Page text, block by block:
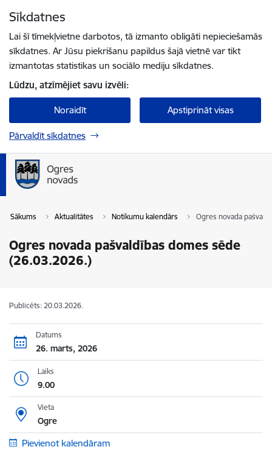
Sīkdatnes
Lai šī tīmekļvietne darbotos, tā izmanto obligāti nepieciešamās
sīkdatnes. Ar Jūsu piekrišanu papildus šajā vietnē var tikt
izmantotas statistikas un sociālo mediju sīkdatnes.
Lūdzu, atzīmējiet savu izvēli:
Noraidīt Apstiprināt visas
Pārvaldīt sīkdatnes
Sākums Aktualitātes Notikumu kalendārs Ogres novada
Ogres novada pašvaldības domes sēde
(26.03.2026.)
Publicēts: 20.03.2026.
Datums
26. marts, 2026
Laiks
9.00
Vieta
Ogre
Pievienot kalendāram